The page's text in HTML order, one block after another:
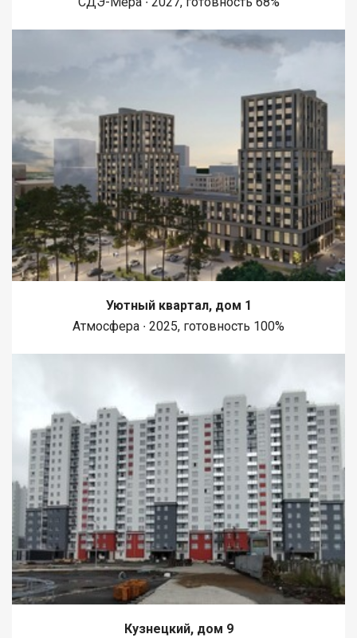
супермаркетов, аптек, кафе и ресторанов, что делает жизнь
недвижимость через АН Самолет ПЛЮС, Вы получаете: ю
Уютный квартал, дом 1
Атмосфера ∙ 2025, готовность 100%
Кузнецкий, дом 9